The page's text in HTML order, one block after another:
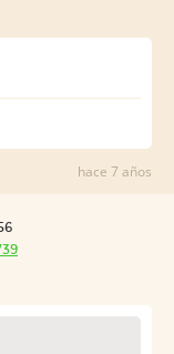
hace 7 años